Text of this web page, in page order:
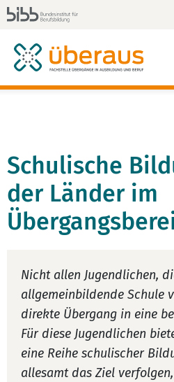
Schulische
der Länder im
Nicht allen Jugendlichen,
allgemeinbildende Schule
direkte Übergang in eine
Für diese Jugendlichen
eine Reihe schulischer
allesamt das Ziel